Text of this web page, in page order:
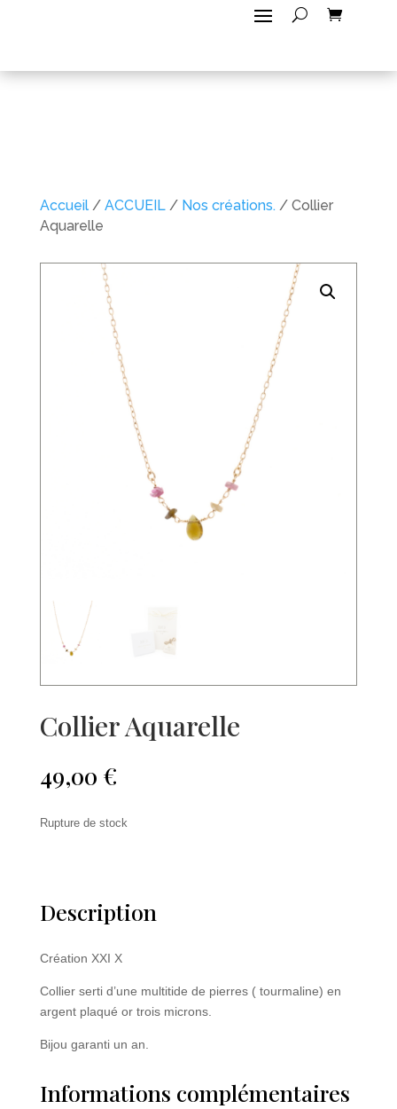
Accueil/ ACCUEIL/ Nos créations./ Collier
Aquarelle
Collier Aquarelle
49,00 €
Rupture de stock
Description
Création XXI X
Collier serti d’une multitide de pierres ( tourmaline) en
argent plaqué or trois microns.
Bijou garanti un an.
Informations complémentaires